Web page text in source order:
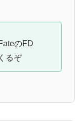
のFD
るぞ